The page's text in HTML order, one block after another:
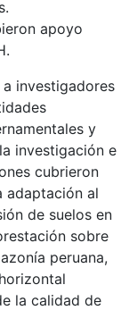
apoyo
investigadores
y
investigación e
cubrieron
adaptación al
de suelos en
sobre
peruana,
la calidad de